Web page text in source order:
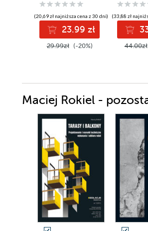
(20,69 zł najniższa cena z 30 dni)
23.99 zł
29.99zł (-20%)
(33,88 zł
44.00zł
Maciej Rokiel -